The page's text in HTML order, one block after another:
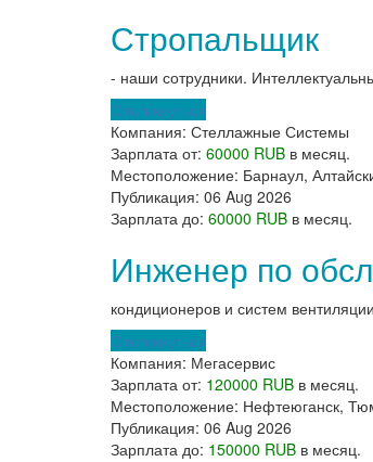
Стропальщик
- наши сотрудники.
Откликнуться
Компания: Стеллажные Системы
Зарплата от: 60000 RUB в месяц.
Местоположение: Барнаул,
Публикация: 06 Aug 2026
Зарплата до: 60000 RUB в месяц.
Инженер по
кондиционеров и систем
Откликнуться
Компания: Мегасервис
Зарплата от: 120000 RUB в месяц.
Местоположение: Нефтеюганск,
Публикация: 06 Aug 2026
Зарплата до: 150000 RUB в месяц.